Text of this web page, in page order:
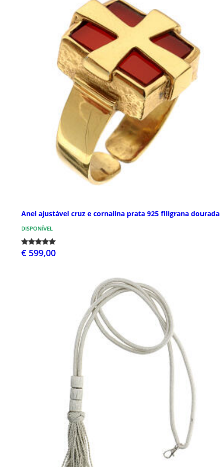
Anel ajustável cruz e cornalina prata 925 filigrana dourada
DISPONÍVEL
€ 599,00